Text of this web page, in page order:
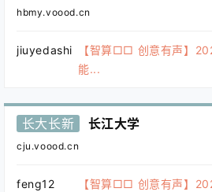
hbmy.voood.cn
jiuyedashi
【智算□□ 创意有声】
能...
长大长新 长江大学
cju.voood.cn
feng12 【智算□□ 创意有声】